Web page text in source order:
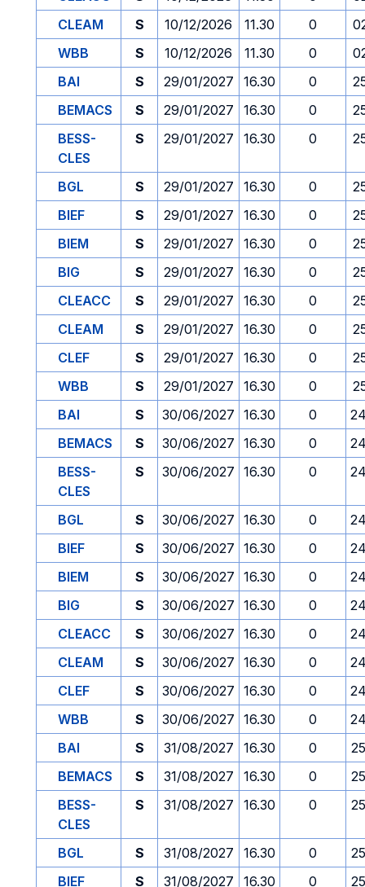
CLEAM
S 10/12/2026 11.30 0
WBB
S 10/12/2026 11.30 0
BAI
S 29/01/2027 16.30 0
BEMACS
S 29/01/2027 16.30 0
BESS-
CLES
S 29/01/2027 16.30 0
BGL S 29/01/2027 16.30 0
BIEF
S 29/01/2027 16.30 0
BIEM
S 29/01/2027 16.30 0
BIG
S 29/01/2027 16.30 0
CLEACC
S 29/01/2027 16.30 0
CLEAM
S 29/01/2027 16.30 0
CLEF
S 29/01/2027 16.30 0
WBB
S 29/01/2027 16.30 0
BAI
S 30/06/2027 16.30 0
BEMACS
S 30/06/2027 16.30 0
BESS-
CLES
S 30/06/2027 16.30 0
BGL S 30/06/2027 16.30 0
BIEF
S 30/06/2027 16.30 0
BIEM
S 30/06/2027 16.30 0
BIG
S 30/06/2027 16.30 0
CLEACC
S 30/06/2027 16.30 0
CLEAM
S 30/06/2027 16.30 0
CLEF
S 30/06/2027 16.30 0
WBB
S 30/06/2027 16.30 0
BAI
S 31/08/2027 16.30 0
BEMACS
S 31/08/2027 16.30 0
BESS-
CLES
S 31/08/2027 16.30 0
BGL S 31/08/2027 16.30 0
BIEF
S 31/08/2027 16.30 0